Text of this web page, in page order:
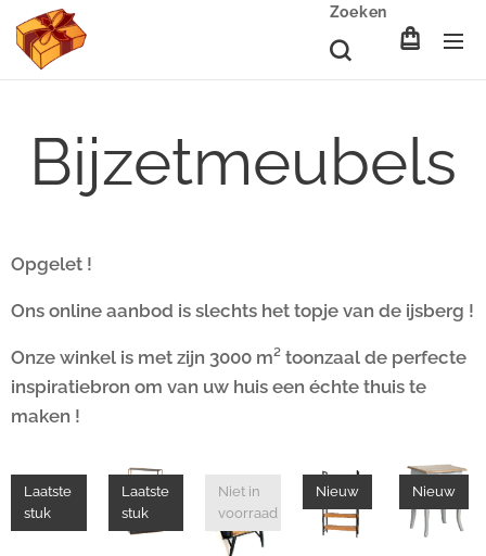
Zoeken
Bijzetmeubels
Opgelet !
Ons online aanbod is slechts het topje van de ijsberg !
Onze winkel is met zijn 3000 m² toonzaal de perfecte
inspiratiebron om van uw huis een échte thuis te
maken !
Laatste
stuk
Laatste
stuk
Niet in
voorraad
Nieuw Nieuw